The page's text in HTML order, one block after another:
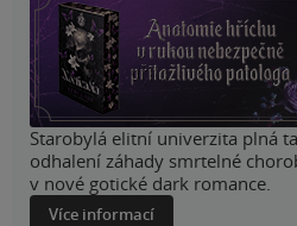
Starobylá elitní univerzita plná
odhalení záhady smrtelné
v nové gotické dark romance.
Více informací